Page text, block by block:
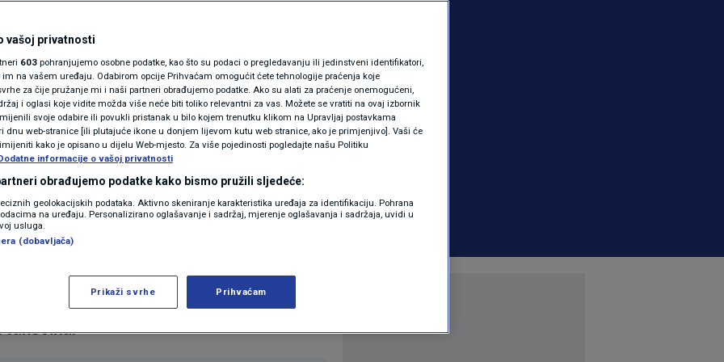
MAGAZIN
KOLUMNE
N1(DIS)INFO
KLIMATSKE PROMJENE
FOTO
VIDEO
izbora u
za Europu
NOVI DAN 0 komentara
Više
cijeli svijet je nestrpljivo čekao
kancelar bit će demokršćanin Friedrich
je i krajnje desni AfD. Sve je u
naša novinarka Ivana
Jakovina.
vašoj privatnosti
603 pohranjujemo osobne podatke, kao što su podaci o pregledavanju ili jedinstveni identifikatori,
na vašem uređaju. Odabirom opcije Prihvaćam omogućit ćete tehnologije praćenja koje
za čije pružanje mi i naši partneri obrađujemo podatke. Ako su alati za praćenje onemogućeni,
i oglasi koje vidite možda više neće biti toliko relevantni za vas. Možete se vratiti na ovaj izbornik
svoje odabire ili povukli pristanak u bilo kojem trenutku klikom na Upravljaj postavkama
dnu web-stranice [ili plutajuće ikone u donjem lijevom kutu web stranice, ako je primjenjivo]. Vaši će
kako je opisano u dijelu Web-mjesto. Za više pojedinosti pogledajte našu Politiku
informacije o vašoj privatnosti
obrađujemo podatke kako bismo pružili sljedeće:
geolokacijskih podataka. Aktivno skeniranje karakteristika uređaja za identifikaciju. Pohrana
na uređaju. Personalizirano oglašavanje i sadržaj, mjerenje oglašavanja i sadržaja, uvidi u
usluga.
(dobavljača)
Prikaži svrhe Prihvaćam